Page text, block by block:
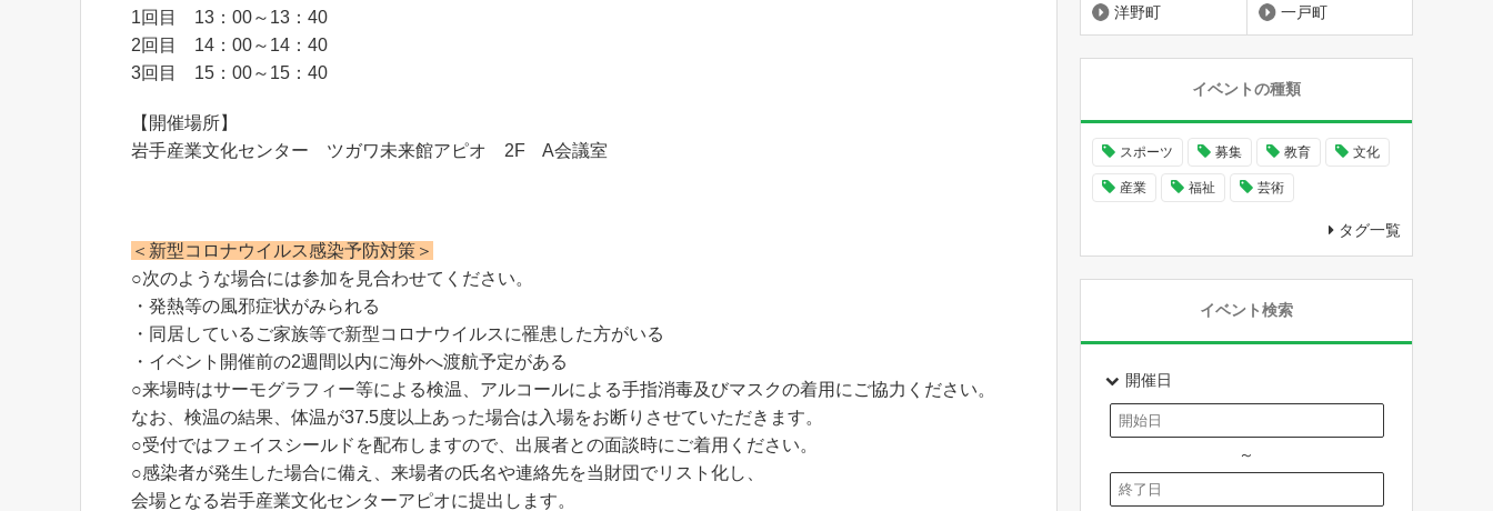
1回目 13：00～13：40
2回目 14：00～14：40
3回目 15：00～15：40
【開催場所】
岩手産業文化センター ツガワ未来館アピオ 2F A会議室
＜新型コロナウイルス感染予防対策＞
○次のような場合には参加を見合わせてください。
・発熱等の風邪症状がみられる
・同居しているご家族等で新型コロナウイルスに罹患した方がいる
・イベント開催前の2週間以内に海外へ渡航予定がある
○来場時はサーモグラフィー等による検温、アルコールによる手指消毒及びマスクの着用にご協力ください。
なお、検温の結果、体温が37.5度以上あった場合は入場をお断りさせていただきます。
○受付ではフェイスシールドを配布しますので、出展者との面談時にご着用ください。
○感染者が発生した場合に備え、来場者の氏名や連絡先を当財団でリスト化し、
会場となる岩手産業文化センターアピオに提出します。
洋野町 一戸町
イベントの種類
スポーツ 募集 教育 文化
産業 福祉 芸術
タグ一覧
イベント検索
開催日
～